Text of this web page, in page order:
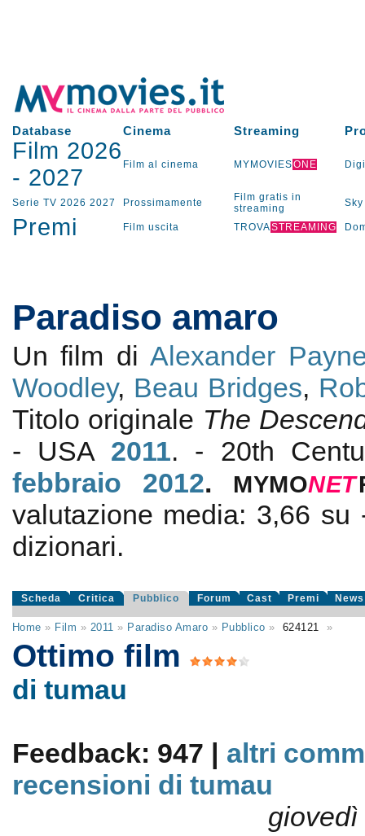
Database Cinema Streaming
Film 2026
- 2027 Film al cinema MYMOVIESONE
Serie TV 2026 2027 Prossimamente
Film gratis in
streaming
Sky
Premi Film uscita TROVASTREAMING
Paradiso amaro
Un film di Alexander
Woodley, Beau Bridges,
Titolo originale The
- USA 2011. - 20th
febbraio 2012. MYMONET
valutazione media: 3,66 su
dizionari.
Scheda Critica Pubblico Forum Cast Premi News
Home » Film » 2011 » Paradiso Amaro » Pubblico » 624121 »
Ottimo film
di tumau
Feedback: 947 | altri
recensioni di tumau
giovedì